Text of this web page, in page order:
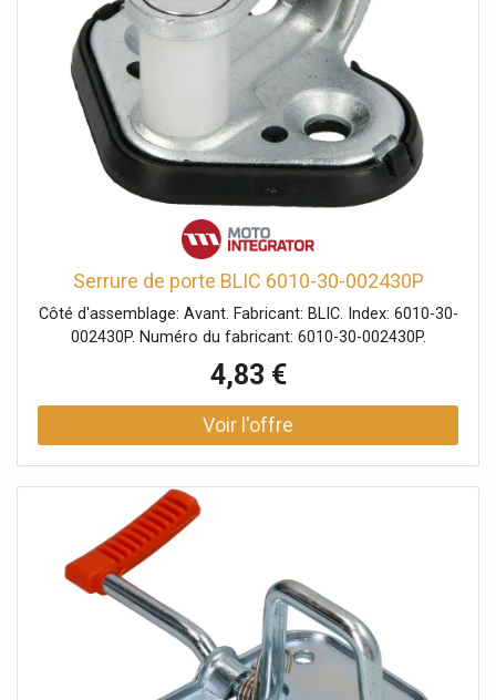
Serrure de porte BLIC 6010-30-002430P
Côté d'assemblage: Avant. Fabricant: BLIC. Index: 6010-30-
002430P. Numéro du fabricant: 6010-30-002430P.
4,83 €